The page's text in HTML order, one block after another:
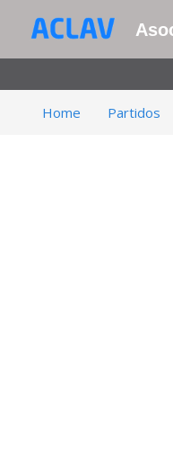
Home Partidos